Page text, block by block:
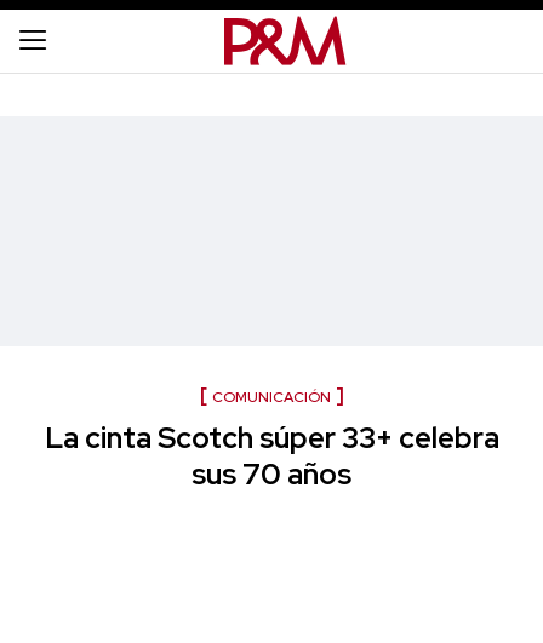
COMUNICACIÓN
La cinta Scotch súper 33+ celebra
sus 70 años